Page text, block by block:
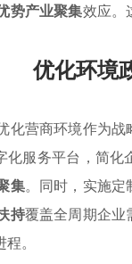
势产业聚集效应。
优化环境
化营商环境作为战
化服务平台，简
集。同时，实施定
持覆盖全周期企业
。